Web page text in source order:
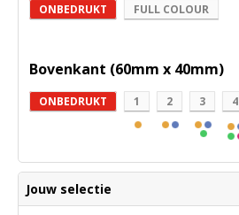
ONBEDRUKT FULL COLOUR
Bovenkant (60mm x 40mm)
ONBEDRUKT 1 2 3 4
Jouw selectie